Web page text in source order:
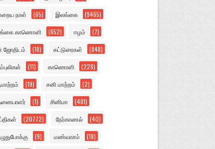
நாள் (65) இலங்கை (9465)
காணொளி (652) ஈழம் (7)
(18) கட்டுரைகள் (848)
(11) காணொளி (228)
(19) சனி மாற்றம் (2)
(1) சினிமா (481)
(20772) நேர்காணல் (40)
(9) மண்வாசம் (18)